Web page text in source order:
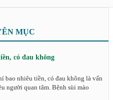
MỤC
có đau không
bao nhiêu tiền, có đau không là vấn
người quan tâm. Bệnh sùi mào